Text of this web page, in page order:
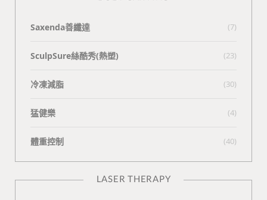
Saxenda善纖達 (7)
SculpSure絲酷秀(熱塑) (23)
冷凍減脂 (30)
猛健樂 (4)
體重控制 (40)
LASER THERAPY